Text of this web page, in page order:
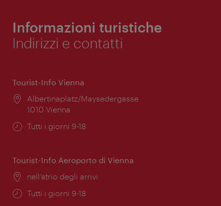
Informazioni turistiche
Indirizzi e contatti
Tourist-Info Vienna
Posizione:
Albertinaplatz/Maysedergasse
1010 Vienna
Orari
Tutti i giorni 9-18
Tourist-Info Aeroporto di Vienna
Posizione:
nell’atrio degli arrivi
Orari
Tutti i giorni 9-18